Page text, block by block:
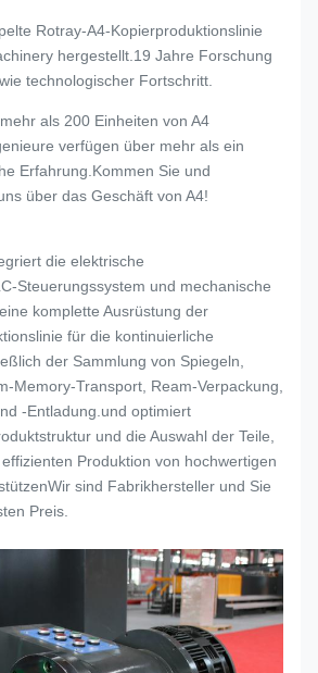
Rotray-A4-Kopierproduktionslinie
hergestellt.19 Jahre Forschung
technologischer Fortschritt.
als 200 Einheiten von A4
verfügen über mehr als ein
Erfahrung.Kommen Sie und
über das Geschäft von A4!
die elektrische
Steuerungssystem und mechanische
komplette Ausrüstung der
für die kontinuierliche
der Sammlung von Spiegeln,
Memory-Transport, Ream-Verpackung,
-Entladung.und optimiert
und die Auswahl der Teile,
Produktion von hochwertigen
sind Fabrikhersteller und Sie
Preis.